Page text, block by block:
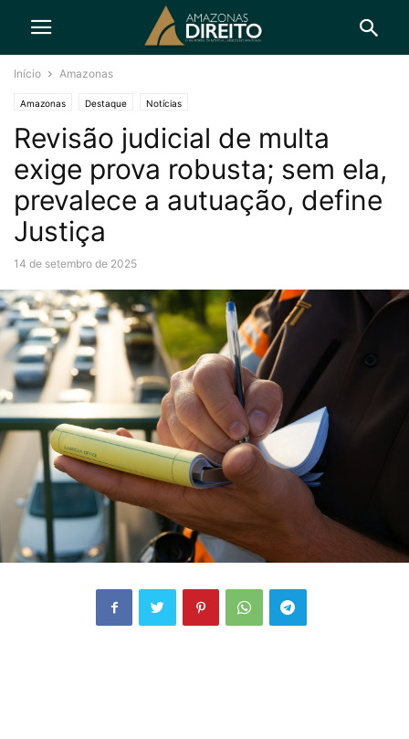
Início Amazonas
Amazonas Destaque Notícias
Revisão judicial de multa
exige prova robusta; sem ela,
prevalece a autuação, define
Justiça
14 de setembro de 2025